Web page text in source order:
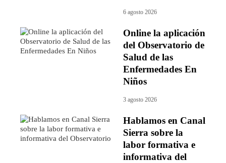
6 agosto 2026
Online la aplicación
del Observatorio de
Salud de las
Enfermedades En
Niños
3 agosto 2026
Hablamos en Canal
Sierra sobre la
labor formativa e
informativa del